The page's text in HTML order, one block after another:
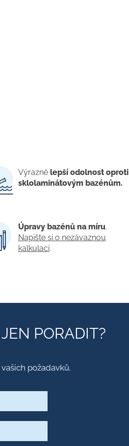
Výrazně lepší odolnost oproti
sklolaminátovým bazénům.
Úpravy bazénů na míru.
Napište si o nezávaznou
kalkulaci.
PORADIT?
požadavků.